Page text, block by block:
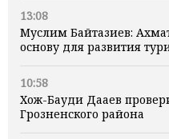
13:08
Муслим Байтазиев:
основу для развития
10:58
Хож-Бауди Дааев
Грозненского района